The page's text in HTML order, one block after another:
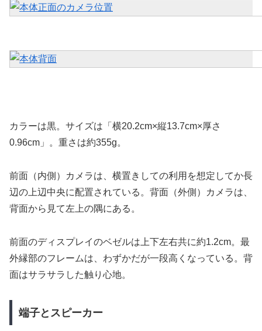
カラーは黒。サイズは「横20.2cm×縦13.7cm×厚さ
0.96cm」。重さは約355g。
前面（内側）カメラは、横置きしての利用を想定してか長
辺の上辺中央に配置されている。背面（外側）カメラは、
背面から見て左上の隅にある。
前面のディスプレイのベゼルは上下左右共に約1.2cm。最
外縁部のフレームは、わずかだが一段高くなっている。背
面はサラサラした触り心地。
端子とスピーカー